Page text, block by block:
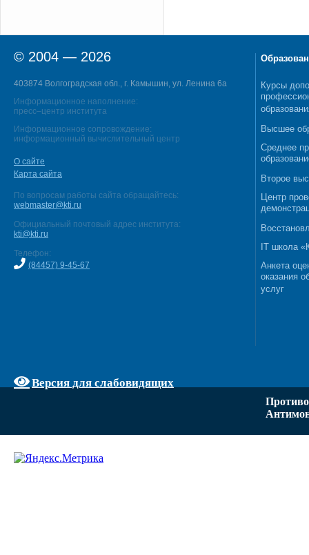
© 2004 — 2026
403874 Волгоградская обл., г. Камышин, ул. Ленина 6а
Информационное наполнение:
пресс–центр института
Информационное сопровождение:
информационный вычислительный центр
О сайте
Карта сайта
По вопросам работы сайта обращайтесь:
webmaster@kti.ru
Официальный почтовый адрес института:
kti@kti.ru
Телефон:
(84457) 9-45-67
Версия для слабовидящих
Курсы
Высшее
Среднее
Второе
Центр
IT школа
Анкета
оказания
услуг